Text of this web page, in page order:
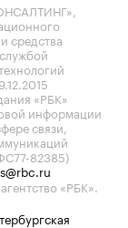
средства
«РБК»
информации
связи,
82385)
«РБК».